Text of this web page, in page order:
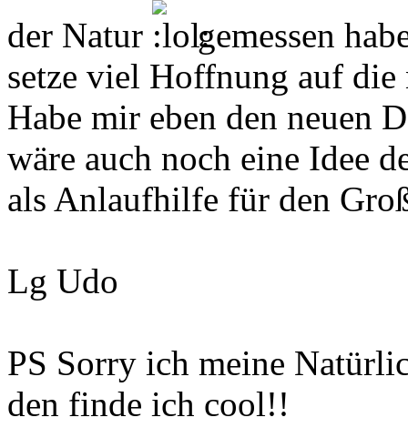
der Natur
gemessen
setze viel Hoffnung auf die
Habe mir eben den neuen
wäre auch noch eine Idee
als Anlaufhilfe für den
Lg Udo
PS Sorry ich meine
den finde ich cool!!